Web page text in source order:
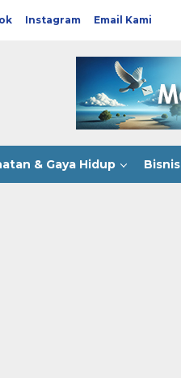
Instagram Email Kami
& Gaya Hidup Bisnis